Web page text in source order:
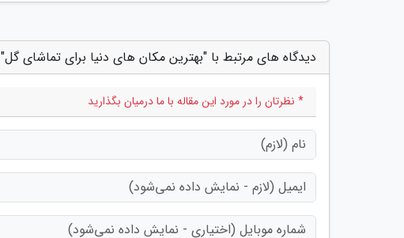
دیدگاه های مرتبط با "بهترین مکان های دنیا برای تماشای گل"
* نظرتان را در مورد این مقاله با ما درمیان بگذارید